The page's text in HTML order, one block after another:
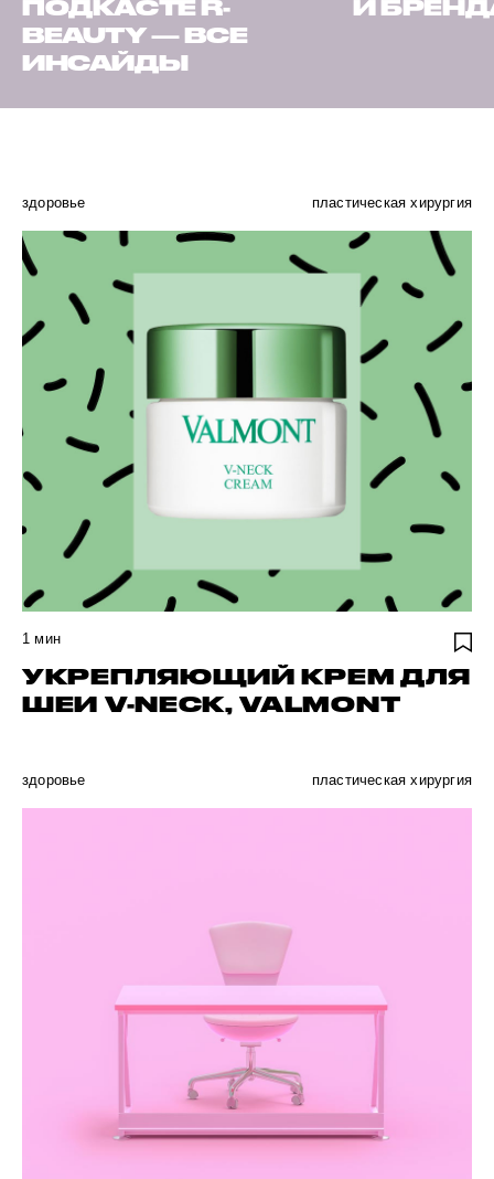
ПОДКАСТЕ R-
BEAUTY — ВСЕ
ИНСАЙДЫ
И
здоровье пластическая хирургия
1 мин
УКРЕПЛЯЮЩИЙ КРЕМ ДЛЯ
ШЕИ V-NECK, VALMONT
здоровье пластическая хирургия